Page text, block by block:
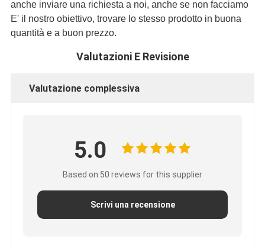
anche inviare una richiesta a noi, anche se non facciamo
E' il nostro obiettivo, trovare lo stesso prodotto in buona
quantità e a buon prezzo.
Valutazioni E Revisione
Valutazione complessiva
5.0
Based on 50 reviews for this supplier
Scrivi una recensione